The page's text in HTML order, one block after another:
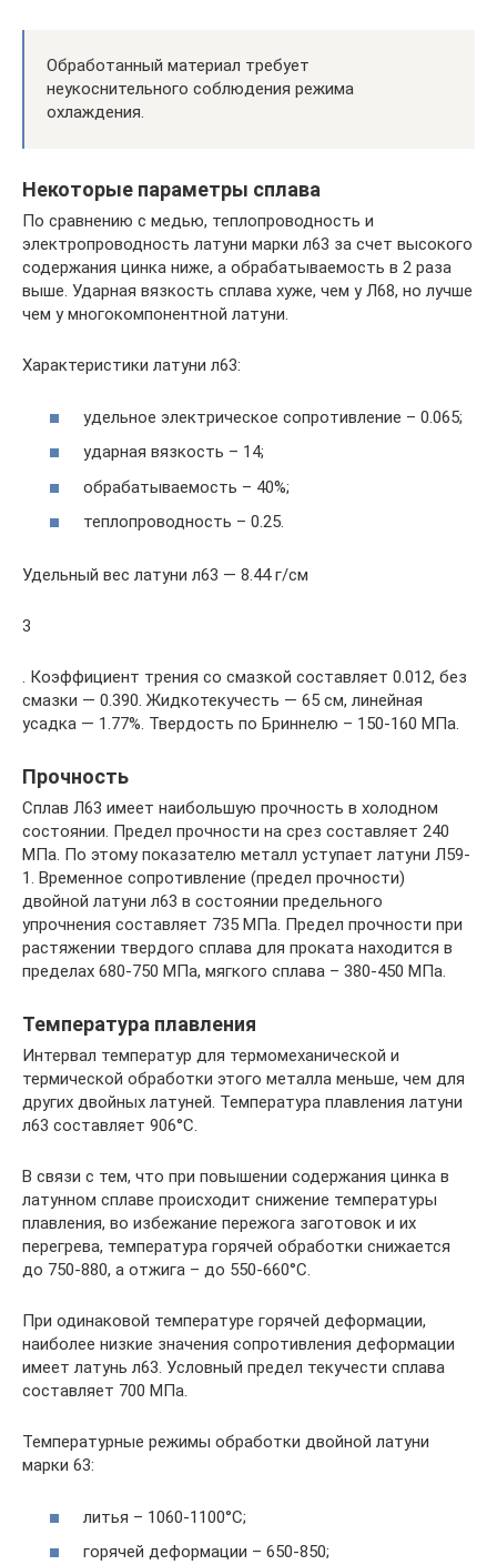
Обработанный материал требует
неукоснительного соблюдения режима
охлаждения.
Некоторые параметры сплава
По сравнению с медью, теплопроводность и
электропроводность латуни марки л63 за счет высокого
содержания цинка ниже, а обрабатываемость в 2 раза
выше. Ударная вязкость сплава хуже, чем у Л68, но лучше
чем у многокомпонентной латуни.
Характеристики латуни л63:
удельное электрическое сопротивление – 0.065;
ударная вязкость – 14;
обрабатываемость – 40%;
теплопроводность – 0.25.
Удельный вес латуни л63 — 8.44 г/см
3
. Коэффициент трения со смазкой составляет 0.012, без
смазки — 0.390. Жидкотекучесть — 65 см, линейная
усадка — 1.77%. Твердость по Бриннелю – 150-160 МПа.
Прочность
Сплав Л63 имеет наибольшую прочность в холодном
состоянии. Предел прочности на срез составляет 240
МПа. По этому показателю металл уступает латуни Л59-
1. Временное сопротивление (предел прочности)
двойной латуни л63 в состоянии предельного
упрочнения составляет 735 МПа. Предел прочности при
растяжении твердого сплава для проката находится в
пределах 680-750 МПа, мягкого сплава – 380-450 МПа.
Температура плавления
Интервал температур для термомеханической и
термической обработки этого металла меньше, чем для
других двойных латуней. Температура плавления латуни
л63 составляет 906°С.
В связи с тем, что при повышении содержания цинка в
латунном сплаве происходит снижение температуры
плавления, во избежание пережога заготовок и их
перегрева, температура горячей обработки снижается
до 750-880, а отжига – до 550-660°С.
При одинаковой температуре горячей деформации,
наиболее низкие значения сопротивления деформации
имеет латунь л63. Условный предел текучести сплава
составляет 700 МПа.
Температурные режимы обработки двойной латуни
марки 63:
литья – 1060-1100°С;
горячей деформации – 650-850;